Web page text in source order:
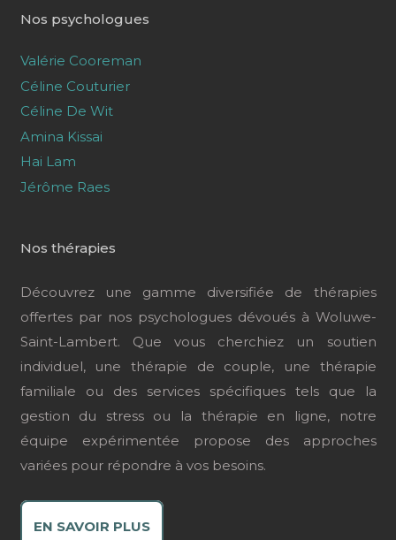
Nos psychologues
Valérie Cooreman
Céline Couturier
Céline De Wit
Amina Kissai
Hai Lam
Jérôme Raes
Nos thérapies
Découvrez une gamme diversifiée de thérapies
offertes par nos psychologues dévoués à Woluwe-
Saint-Lambert. Que vous cherchiez un soutien
individuel, une thérapie de couple, une thérapie
familiale ou des services spécifiques tels que la
gestion du stress ou la thérapie en ligne, notre
équipe expérimentée propose des approches
variées pour répondre à vos besoins.
EN SAVOIR PLUS